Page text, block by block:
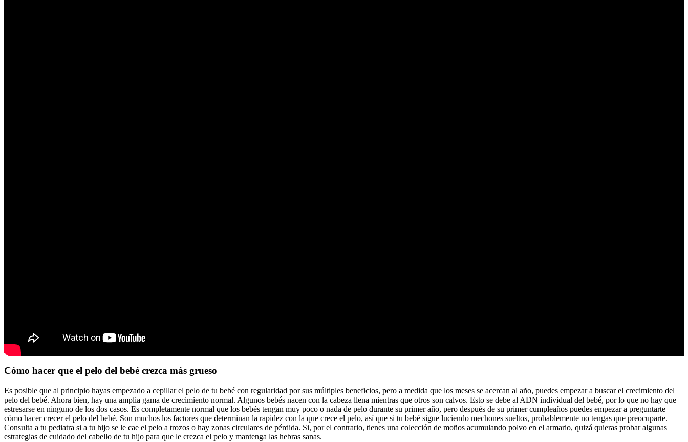
Cómo hacer que el pelo del bebé crezca más grueso
Es posible que al principio hayas empezado a cepillar el pelo de tu bebé con regularidad por sus múltiples beneficios, pero a medida que los meses se acercan al año, puedes empezar a buscar el crecimiento del
pelo del bebé. Ahora bien, hay una amplia gama de crecimiento normal. Algunos bebés nacen con la cabeza llena mientras que otros son calvos. Esto se debe al ADN individual del bebé, por lo que no hay que
estresarse en ninguno de los dos casos. Es completamente normal que los bebés tengan muy poco o nada de pelo durante su primer año, pero después de su primer cumpleaños puedes empezar a preguntarte
cómo hacer crecer el pelo del bebé. Son muchos los factores que determinan la rapidez con la que crece el pelo, así que si tu bebé sigue luciendo mechones sueltos, probablemente no tengas que preocuparte.
Consulta a tu pediatra si a tu hijo se le cae el pelo a trozos o hay zonas circulares de pérdida. Si, por el contrario, tienes una colección de moños acumulando polvo en el armario, quizá quieras probar algunas
estrategias de cuidado del cabello de tu hijo para que le crezca el pelo y mantenga las hebras sanas.